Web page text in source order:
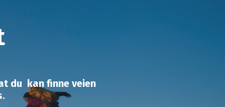
du kan finne veien